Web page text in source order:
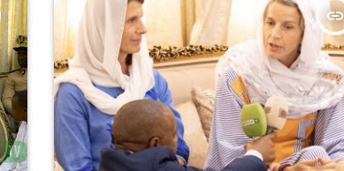
insert_link